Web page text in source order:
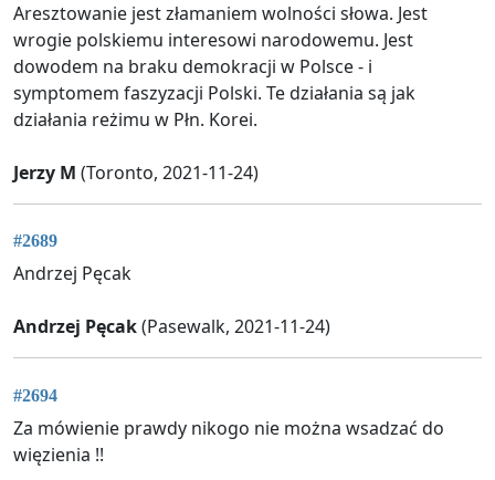
Aresztowanie jest złamaniem wolności słowa. Jest
wrogie polskiemu interesowi narodowemu. Jest
dowodem na braku demokracji w Polsce - i
symptomem faszyzacji Polski. Te działania są jak
działania reżimu w Płn. Korei.
Jerzy M (Toronto, 2021-11-24)
#2689
Andrzej Pęcak
Andrzej Pęcak(Pasewalk, 2021-11-24)
#2694
Za mówienie prawdy nikogo nie można wsadzać do
więzienia !!